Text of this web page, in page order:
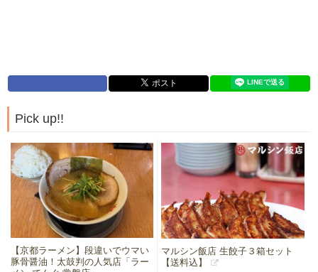
Pick up!!
【京都ラーメン】段違いでウマい
豚骨醤油！太鼓判の人気店「ラー
マルシン飯店 生餃子３箱セット
【送料込】